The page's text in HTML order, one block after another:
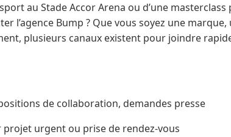
au Stade Accor Arena ou d’une masterclass
l’agence Bump ? Que vous soyez une
plusieurs canaux existent pour joindre
de collaboration, demandes presse
projet urgent ou prise de rendez-vous